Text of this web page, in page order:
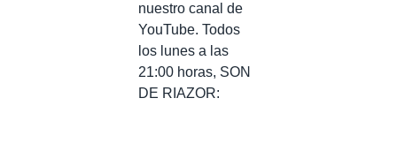
nuestro canal de
YouTube. Todos
los lunes a las
21:00 horas, SON
DE RIAZOR: